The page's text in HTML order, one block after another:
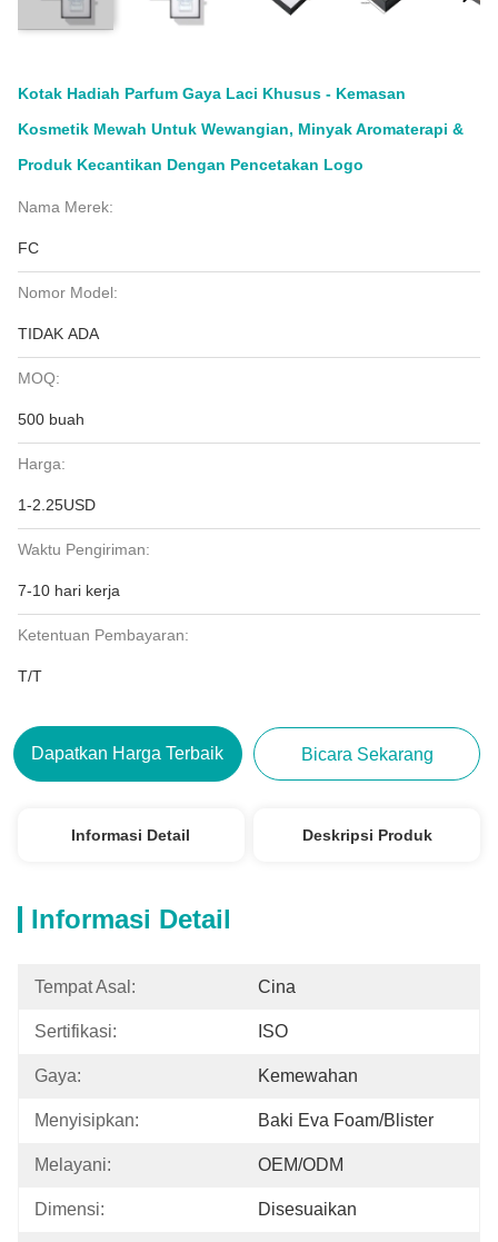
Kotak Hadiah Parfum Gaya Laci Khusus - Kemasan
Kosmetik Mewah Untuk Wewangian, Minyak Aromaterapi &
Produk Kecantikan Dengan Pencetakan Logo
Nama Merek:
FC
Nomor Model:
TIDAK ADA
MOQ:
500 buah
Harga:
1-2.25USD
Waktu Pengiriman:
7-10 hari kerja
Ketentuan Pembayaran:
T/T
Dapatkan Harga Terbaik Bicara Sekarang
Informasi Detail Deskripsi Produk
Informasi Detail
Tempat Asal: Cina
Sertifikasi: ISO
Gaya: Kemewahan
Menyisipkan: Baki Eva Foam/Blister
Melayani: OEM/ODM
Dimensi: Disesuaikan